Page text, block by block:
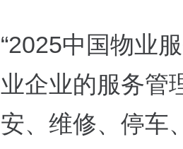
“2025中国物业
业企业的服务管
安、维修、停车